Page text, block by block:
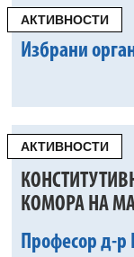
АКТИВНОСТИ
Избрани
АКТИВНОСТИ
КОМОРА НА
Професор д-р